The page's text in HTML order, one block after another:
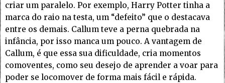
criar um paralelo. Por exemplo, Harry Potter tinha a
marca do raio na testa, um “defeito” que o destacava
entre os demais. Callum teve a perna quebrada na
infância, por isso manca um pouco. A vantagem de
Callum, é que essa sua dificuldade, cria momentos
comoventes, como seu desejo de aprender a voar para
poder se locomover de forma mais fácil e rápida.